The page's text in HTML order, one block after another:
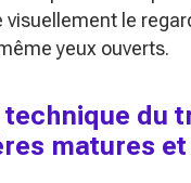
visuellement le
yeux ouverts.
du
matures